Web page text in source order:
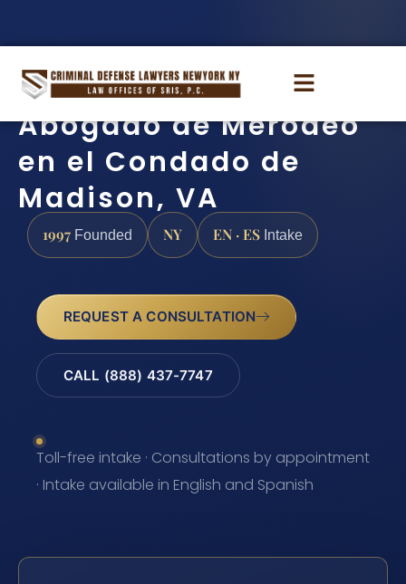
Abogado de Merodeo
en el Condado de
Madison, VA
1997 Founded NY EN · ES Intake
REQUEST A CONSULTATION
CALL (888) 437-7747
Toll-free intake · Consultations by appointment
· Intake available in English and Spanish